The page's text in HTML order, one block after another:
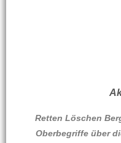
Retten Löschen
Oberbegriffe über